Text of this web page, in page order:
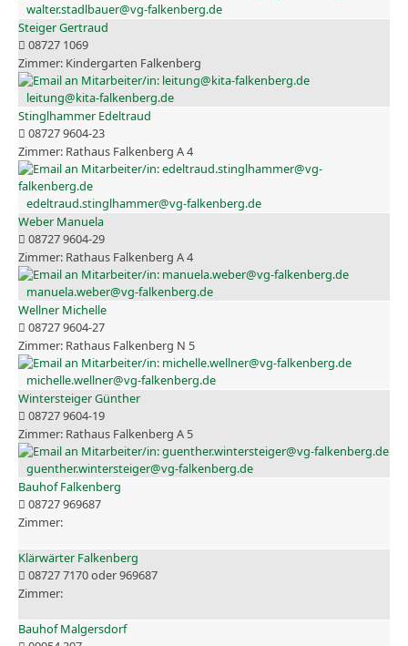
walter.stadlbauer@vg-falkenberg.de
Steiger Gertraud
08727 1069
Kindergarten Falkenberg
leitung@kita-falkenberg.de
Stinglhammer Edeltraud
08727 9604-23
Rathaus Falkenberg A 4
edeltraud.stinglhammer@vg-falkenberg.de
Weber Manuela
08727 9604-29
Rathaus Falkenberg A 4
manuela.weber@vg-falkenberg.de
Wellner Michelle
08727 9604-27
Rathaus Falkenberg N 5
michelle.wellner@vg-falkenberg.de
Wintersteiger Günther
08727 9604-19
Rathaus Falkenberg A 5
guenther.wintersteiger@vg-falkenberg.de
Bauhof Falkenberg
08727 969687
Klärwärter Falkenberg
08727 7170 oder 969687
Bauhof Malgersdorf